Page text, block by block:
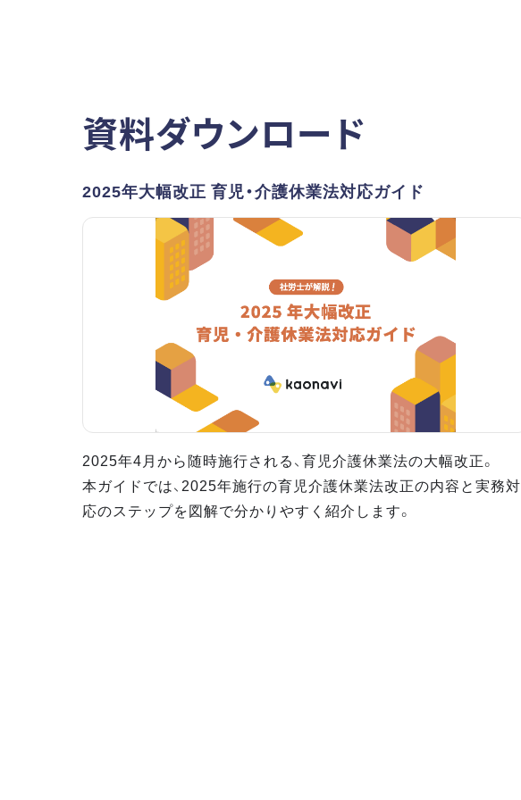
資料ダウンロード
2025年大幅改正 育児・介護休業法対応ガイド
2025年4月から随時施行される、育児介護休業法の大幅改正。
本ガイドでは、2025年施行の育児介護休業法改正の内容と実務対
応のステップを図解で分かりやすく紹介します。